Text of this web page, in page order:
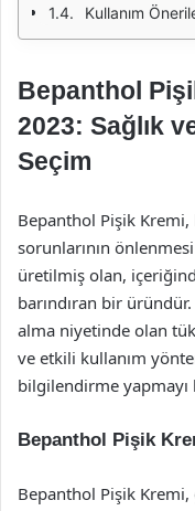
Kullanım
Bepanthol
2023: Sağlık
Seçim
Bepanthol Pişik Kremi,
sorunlarının
üretilmiş olan,
barındıran bir
alma niyetinde olan
ve etkili kullanım
bilgilendirme yapmayı
Bepanthol Pişik
Bepanthol Pişik